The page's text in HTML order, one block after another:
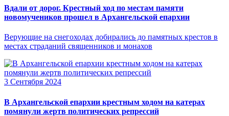
Вдали от дорог. Крестный ход по местам памяти
новомучеников прошел в Архангельской епархии
Верующие на снегоходах добирались до памятных крестов в
местах страданий священников и монахов
3 Сентября 2024
В Архангельской епархии крестным ходом на катерах
помянули жертв политических репрессий